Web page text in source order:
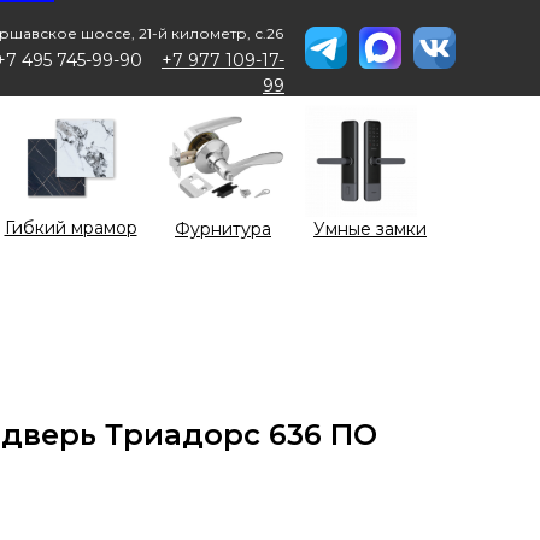
+7 977 109-17-
99
шоссе, 21-й километр, с.26
495 745-99-90
Умные замки
Фурнитура
Гибкий мрамор
Триадорс 636 ПО